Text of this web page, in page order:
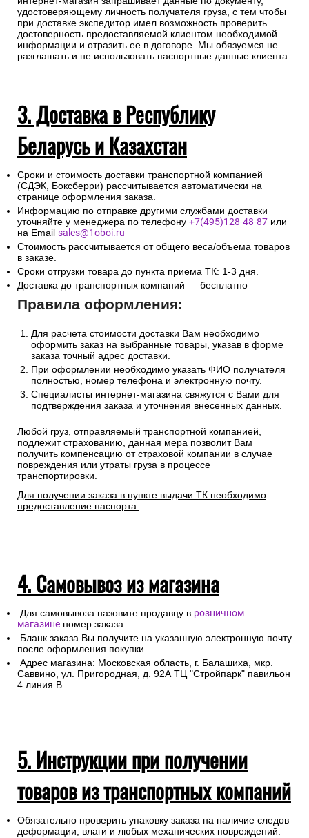
удостоверяющему личность получателя груза, с тем чтобы
при доставке экспедитор имел возможность проверить
достоверность предоставляемой клиентом необходимой
информации и отразить ее в договоре. Мы обязуемся не
разглашать и не использовать паспортные данные клиента.
3. Доставка в Республику
Беларусь и Казахстан
Сроки и стоимость доставки транспортной компанией
(СДЭК, Боксберри) рассчитывается автоматически на
странице оформления заказа.
Информацию по отправке другими службами доставки
уточняйте у менеджера по телефону +7(495)128-48-87 или
на Email sales@1oboi.ru
Стоимость рассчитывается от общего веса/объема товаров
в заказе.
Сроки отгрузки товара до пункта приема ТК: 1-3 дня.
Доставка до транспортных компаний — бесплатно
Правила оформления:
Для расчета стоимости доставки Вам необходимо
оформить заказ на выбранные товары, указав в форме
заказа точный адрес доставки.
При оформлении необходимо указать ФИО получателя
полностью, номер телефона и электронную почту.
Специалисты интернет-магазина свяжутся с Вами для
подтверждения заказа и уточнения внесенных данных.
Любой груз, отправляемый транспортной компанией,
подлежит страхованию, данная мера позволит Вам
получить компенсацию от страховой компании в случае
повреждения или утраты груза в процессе
транспортировки.
Для получении заказа в пункте выдачи ТК необходимо
предоставление паспорта.
4. Самовывоз из магазина
Для самовывоза назовите продавцу в розничном
магазине номер заказа
Бланк заказа Вы получите на указанную электронную почту
после оформления покупки.
Адрес магазина: Московская область, г. Балашиха, мкр.
Саввино, ул. Пригородная, д. 92А ТЦ "Стройпарк" павильон
4 линия В.
5. Инструкции при получении
товаров из транспортных компаний
Обязательно проверить упаковку заказа на наличие следов
деформации, влаги и любых механических повреждений.